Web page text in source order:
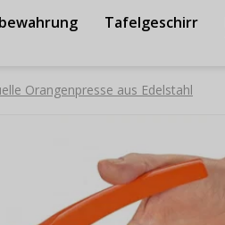
Tafelgeschirr
Orangenpresse aus Edelstahl